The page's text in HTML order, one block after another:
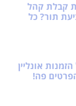
קבלת קהל
תור? כל
אונליין
פה!